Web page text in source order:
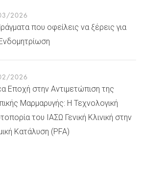
2026
που οφείλεις να ξέρεις για
2026
Εποχή στην Αντιμετώπιση της
Μαρμαρυγής: Η Τεχνολογική
του ΙΑΣΩ Γενική Κλινική στην
Κατάλυση (PFA)